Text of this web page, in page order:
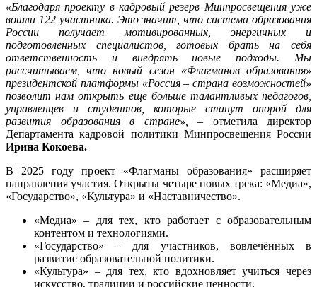
«Благодаря проекту в кадровый резерв Минпросвещения уже
вошли 122 участника. Это значит, что система образования
России получает мотивированных, энергичных и
подготовленных специалистов, готовых брать на себя
ответственность и внедрять новые подходы. Мы
рассчитываем, что новый сезон «Флагманов образования»
президентской платформы «Россия – страна возможностей»
позволит нам открыть еще больше талантливых педагогов,
управленцев и студентов, которые станут опорой для
развития образования в стране»,
– отметила директор
Департамента кадровой политики Минпросвещения России
Ирина Кокоева.
В 2025 году проект «Флагманы образования» расширяет
направления участия. Открыты четыре новых трека: «Медиа»,
«Государство», «Культура» и «Наставничество».
«Медиа» – для тех, кто работает с образовательным
контентом и технологиями.
«Государство» – для участников, вовлечённых в
развитие образовательной политики.
«Культура» – для тех, кто вдохновляет учиться через
искусство, традиции и российские ценности.